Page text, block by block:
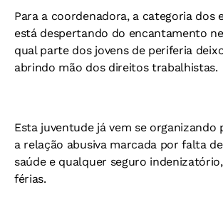
Para a coordenadora, a categoria dos
está despertando do encantamento
qual parte dos jovens de periferia
abrindo mão dos direitos trabalhistas.
Esta juventude já vem se organizando
a relação abusiva marcada por falta
saúde e qualquer seguro
férias.